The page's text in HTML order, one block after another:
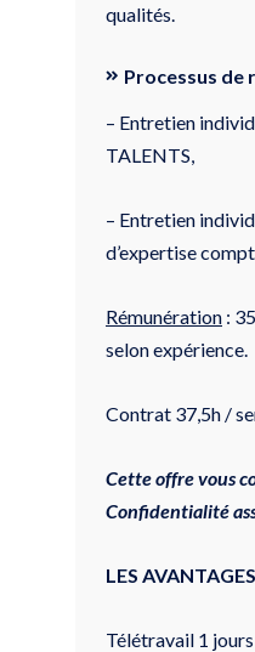
qualités.
Processus de
– Entretien
TALENTS,
– Entretien
d’expertise
Rémunération :
selon expérience.
Contrat 37,5h /
Cette offre vous
Confidentialité
LES
Télétravail 1